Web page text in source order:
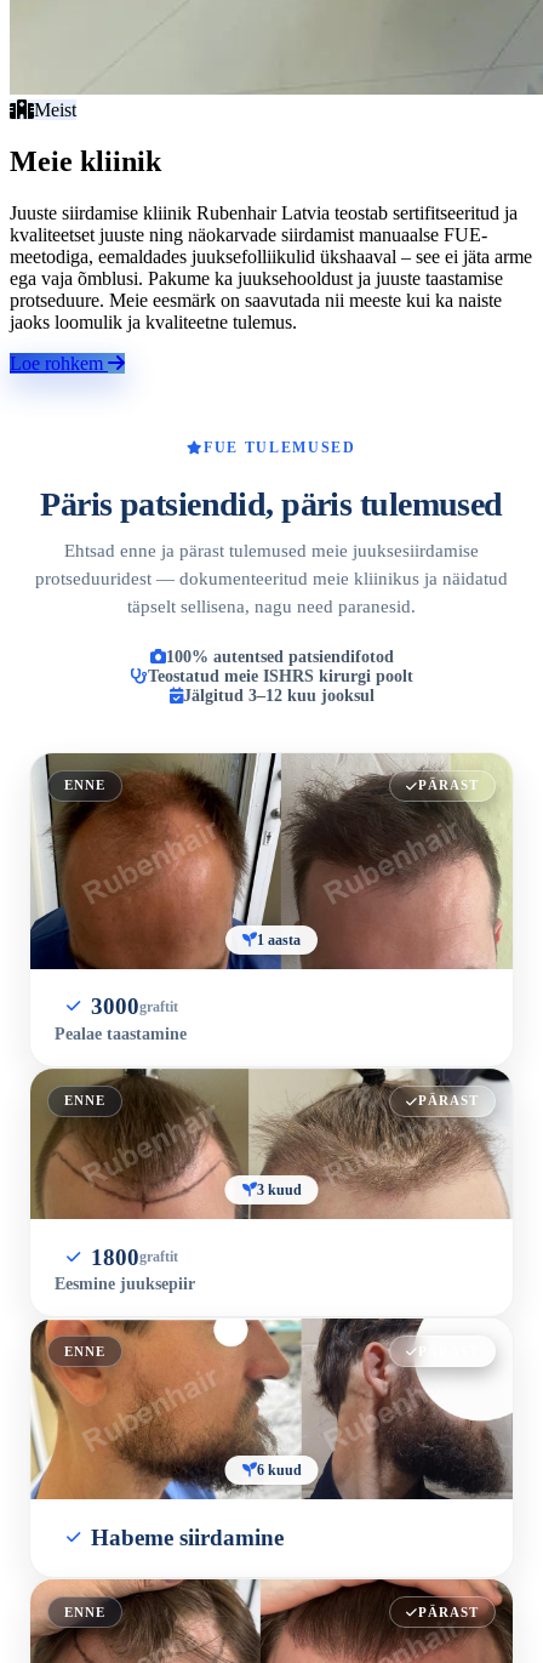
Meist
Meie kliinik
Juuste siirdamise kliinik Rubenhair Latvia teostab sertifitseeritud ja
kvaliteetset juuste ning näokarvade siirdamist manuaalse FUE-
meetodiga, eemaldades juuksefolliikulid ükshaaval – see ei jäta arme
ega vaja õmblusi. Pakume ka juuksehooldust ja juuste taastamise
protseduure. Meie eesmärk on saavutada nii meeste kui ka naiste
jaoks loomulik ja kvaliteetne tulemus.
Loe rohkem
FUE TULEMUSED
Päris patsiendid, päris tulemused
Ehtsad enne ja pärast tulemused meie juuksesiirdamise
protseduuridest — dokumenteeritud meie kliinikus ja näidatud
täpselt sellisena, nagu need paranesid.
100% autentsed patsiendifotod
Teostatud meie ISHRS kirurgi poolt
Jälgitud 3–12 kuu jooksul
ENNE PÄRAST
1 aasta
3000graftit
Pealae taastamine
ENNE PÄRAST
3 kuud
1800graftit
Eesmine juuksepiir
ENNE PÄRAST
6 kuud
Habeme siirdamine
ENNE PÄRAST